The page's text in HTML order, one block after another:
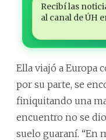
Recibí las
al canal de ÚH
Ella viajó a Europa
por su parte, se
finiquitando una
encuentro no se
suelo guaraní. “En